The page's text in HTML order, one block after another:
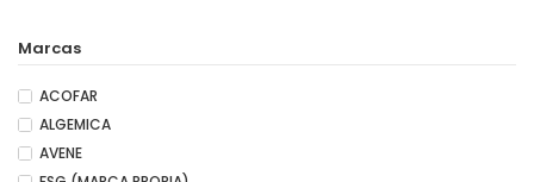
Marcas
ACOFAR
ALGEMICA
AVENE